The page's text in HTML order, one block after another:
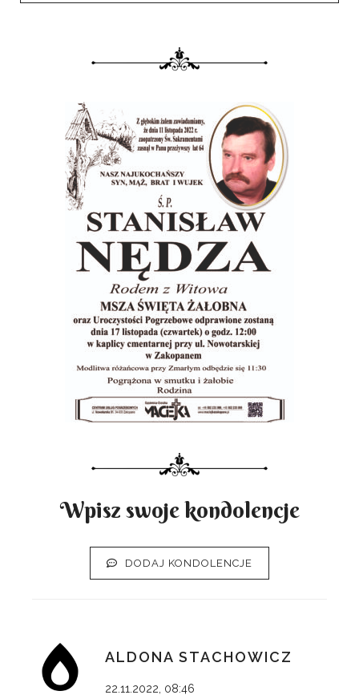
Wpisz swoje kondolencje
DODAJ KONDOLENCJE
ALDONA STACHOWICZ
22.11.2022, 08:46